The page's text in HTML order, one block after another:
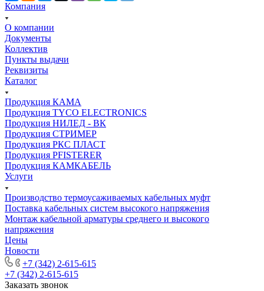
Компания
О компании
Документы
Коллектив
Пункты выдачи
Реквизиты
Каталог
Продукция КАМА
Продукция TYCO ELECTRONICS
Продукция НИЛЕД - ВК
Продукция СТРИМЕР
Продукция РКС ПЛАСТ
Продукция PFISTERER
Продукция КАМКАБЕЛЬ
Услуги
Производство термоусаживаемых кабельных муфт
Поставка кабельных систем высокого напряжения
Монтаж кабельной арматуры среднего и высокого
напряжения
Цены
Новости
+7 (342) 2-615-615
+7 (342) 2-615-615
Заказать звонок